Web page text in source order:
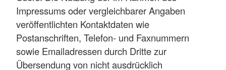
Impressums oder vergleichbarer Angaben
veröffentlichten Kontaktdaten wie
Postanschriften, Telefon- und Faxnummern
sowie Emailadressen durch Dritte zur
Übersendung von nicht ausdrücklich